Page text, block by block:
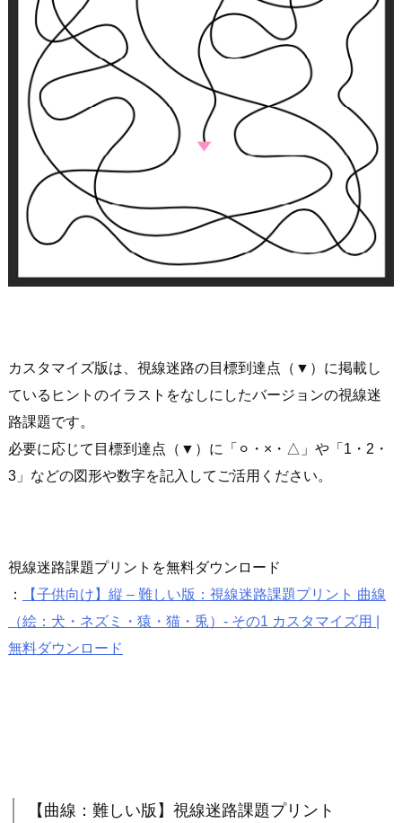
カスタマイズ版は、視線迷路の目標到達点（▼）に掲載し
ているヒントのイラストをなしにしたバージョンの視線迷
路課題です。
必要に応じて目標到達点（▼）に「⚪︎・×・△」や「1・2・
3」などの図形や数字を記入してご活用ください。
視線迷路課題プリントを無料ダウンロード
：
【子供向け】縦 – 難しい版：視線迷路課題プリント 曲線
（絵：犬・ネズミ・猿・猫・兎）- その1 カスタマイズ用 |
無料ダウンロード
【曲線：難しい版】視線迷路課題プリント